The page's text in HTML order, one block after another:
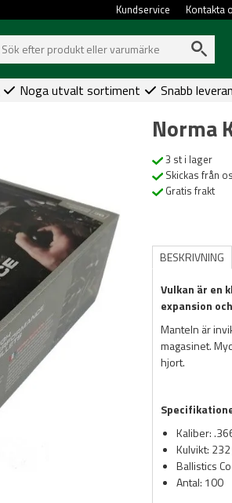
Kontakta
Kundservice
Noga utvalt sortiment Snabb
Norma
3 st i lager
Skickas från
Gratis frakt
BESKRIVNING
Vulkan är en
expansion
Manteln är
magasinet.
hjort.
Kaliber:
Kulvikt:
Ballistics
Antal: 100